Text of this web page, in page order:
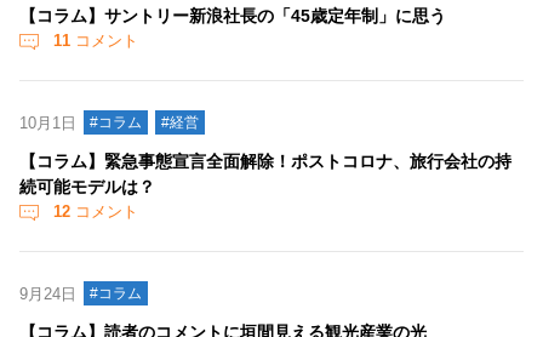
【コラム】サントリー新浪社長の「45歳定年制」に思う
11 コメント
10月1日 #コラム #経営
【コラム】緊急事態宣言全面解除！ポストコロナ、旅行会社の持
続可能モデルは？
12 コメント
9月24日 #コラム
【コラム】読者のコメントに垣間見える観光産業の光